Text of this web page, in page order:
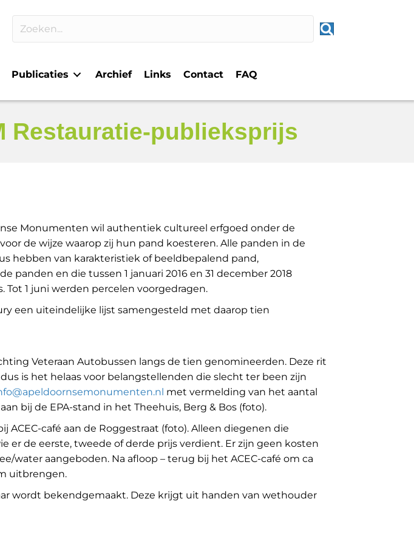
Publicaties Archief Links Contact FAQ
Restauratie-publieksprijs
Monumenten wil authentiek cultureel erfgoed onder de
de wijze waarop zij hun pand koesteren. Alle panden in de
hebben van karakteristiek of beeldbepalend pand,
en die tussen 1 januari 2016 en 31 december 2018
1 juni werden percelen voorgedragen.
een uiteindelijke lijst samengesteld met daarop tien
Veteraan Autobussen langs de tien genomineerden. Deze rit
is het helaas voor belangstellenden die slecht ter been zijn
met vermelding van het aantal
bij de EPA-stand in het Theehuis, Berg & Bos (foto).
ACEC-café aan de Roggestraat (foto). Alleen diegenen die
de eerste, tweede of derde prijs verdient. Er zijn geen kosten
aangeboden. Na afloop – terug bij het ACEC-café om ca
uitbrengen.
wordt bekendgemaakt. Deze krijgt uit handen van wethouder